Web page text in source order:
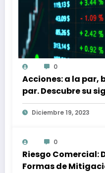
0
Acciones: a la par,
par. Descubre su
afectan a tu
Diciembre 19, 2023
0
Riesgo Comercial:
Formas de